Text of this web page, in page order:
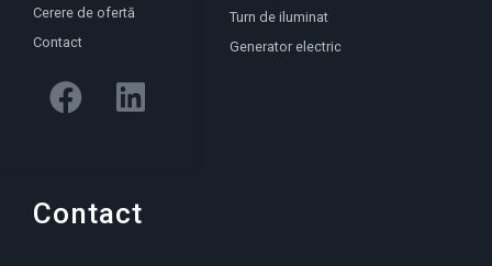
Cerere de ofertă
Contact
Turn de iluminat
Generator electric
Contact